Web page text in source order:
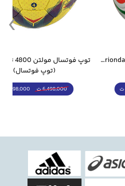
توپ فوتبال جام جهانی 2026 Trionda مشابه اورجینال
(توپ فوتسال)
6,498,000 ت 5,298,000 ت